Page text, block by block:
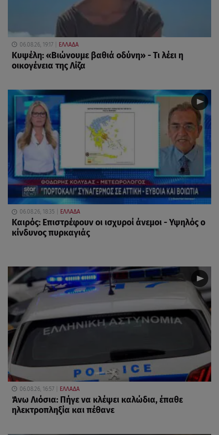
06.08.26, 19:17 ΕΛΛΑΔΑ
Κυψέλη: «Βιώνουμε βαθιά οδύνη» - Τι λέει η
οικογένεια της Λίζα
06.08.26, 18:35 ΕΛΛΑΔΑ
Καιρός: Επιστρέφουν οι ισχυροί άνεμοι - Υψηλός ο
κίνδυνος πυρκαγιάς
06.08.26, 16:57 ΕΛΛΑΔΑ
Άνω Λιόσια: Πήγε να κλέψει καλώδια, έπαθε
ηλεκτροπληξία και πέθανε